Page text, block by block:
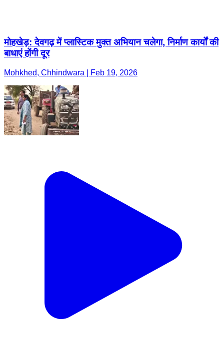
मोहखेड़: देवगढ़ में प्लास्टिक मुक्त अभियान चलेगा, निर्माण कार्यों की
बाधाएं होंगी दूर
Mohkhed, Chhindwara | Feb 19, 2026